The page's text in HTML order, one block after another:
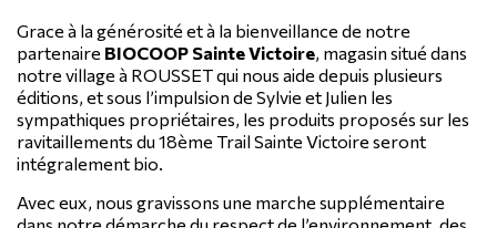
Grace à la générosité et à la bienveillance de notre
partenaire BIOCOOP Sainte Victoire, magasin situé dans
notre village à ROUSSET qui nous aide depuis plusieurs
éditions, et sous l’impulsion de Sylvie et Julien les
sympathiques propriétaires, les produits proposés sur les
ravitaillements du 18ème Trail Sainte Victoire seront
intégralement bio.
Avec eux, nous gravissons une marche supplémentaire